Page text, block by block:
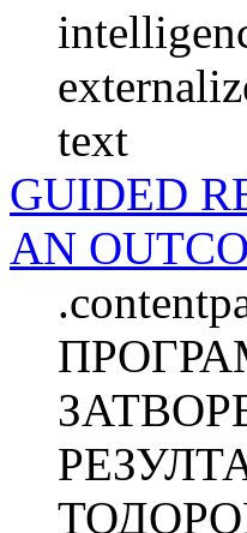
text
GUIDED
AN